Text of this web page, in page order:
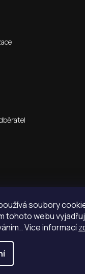
soubory
tohoto webu
Více informací